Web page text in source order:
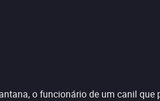
o funcionário de um canil